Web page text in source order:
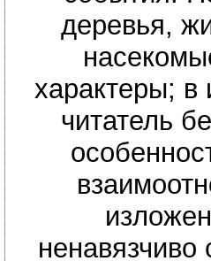
деревья,
характеры; в
читатель
ненавязчиво